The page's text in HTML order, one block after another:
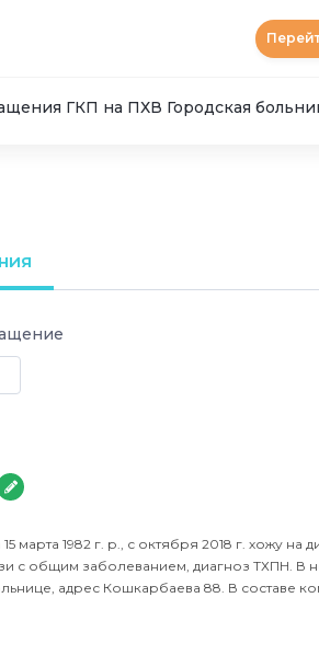
ГКП на ПХВ Городская
марта 1982 г. р., с октября 2018 г. хожу на
с общим заболеванием, диагноз ТХПН. В
адрес Кошкарбаева 88. В составе